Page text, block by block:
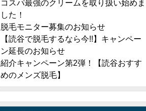
コスパ最強のクリームを取り扱い始めま
した！
脱毛モニター募集のお知らせ
【読谷で脱毛するなら今!!】キャンペー
ン延長のお知らせ
紹介キャンペーン第2弾！【読谷おすす
めのメンズ脱毛】